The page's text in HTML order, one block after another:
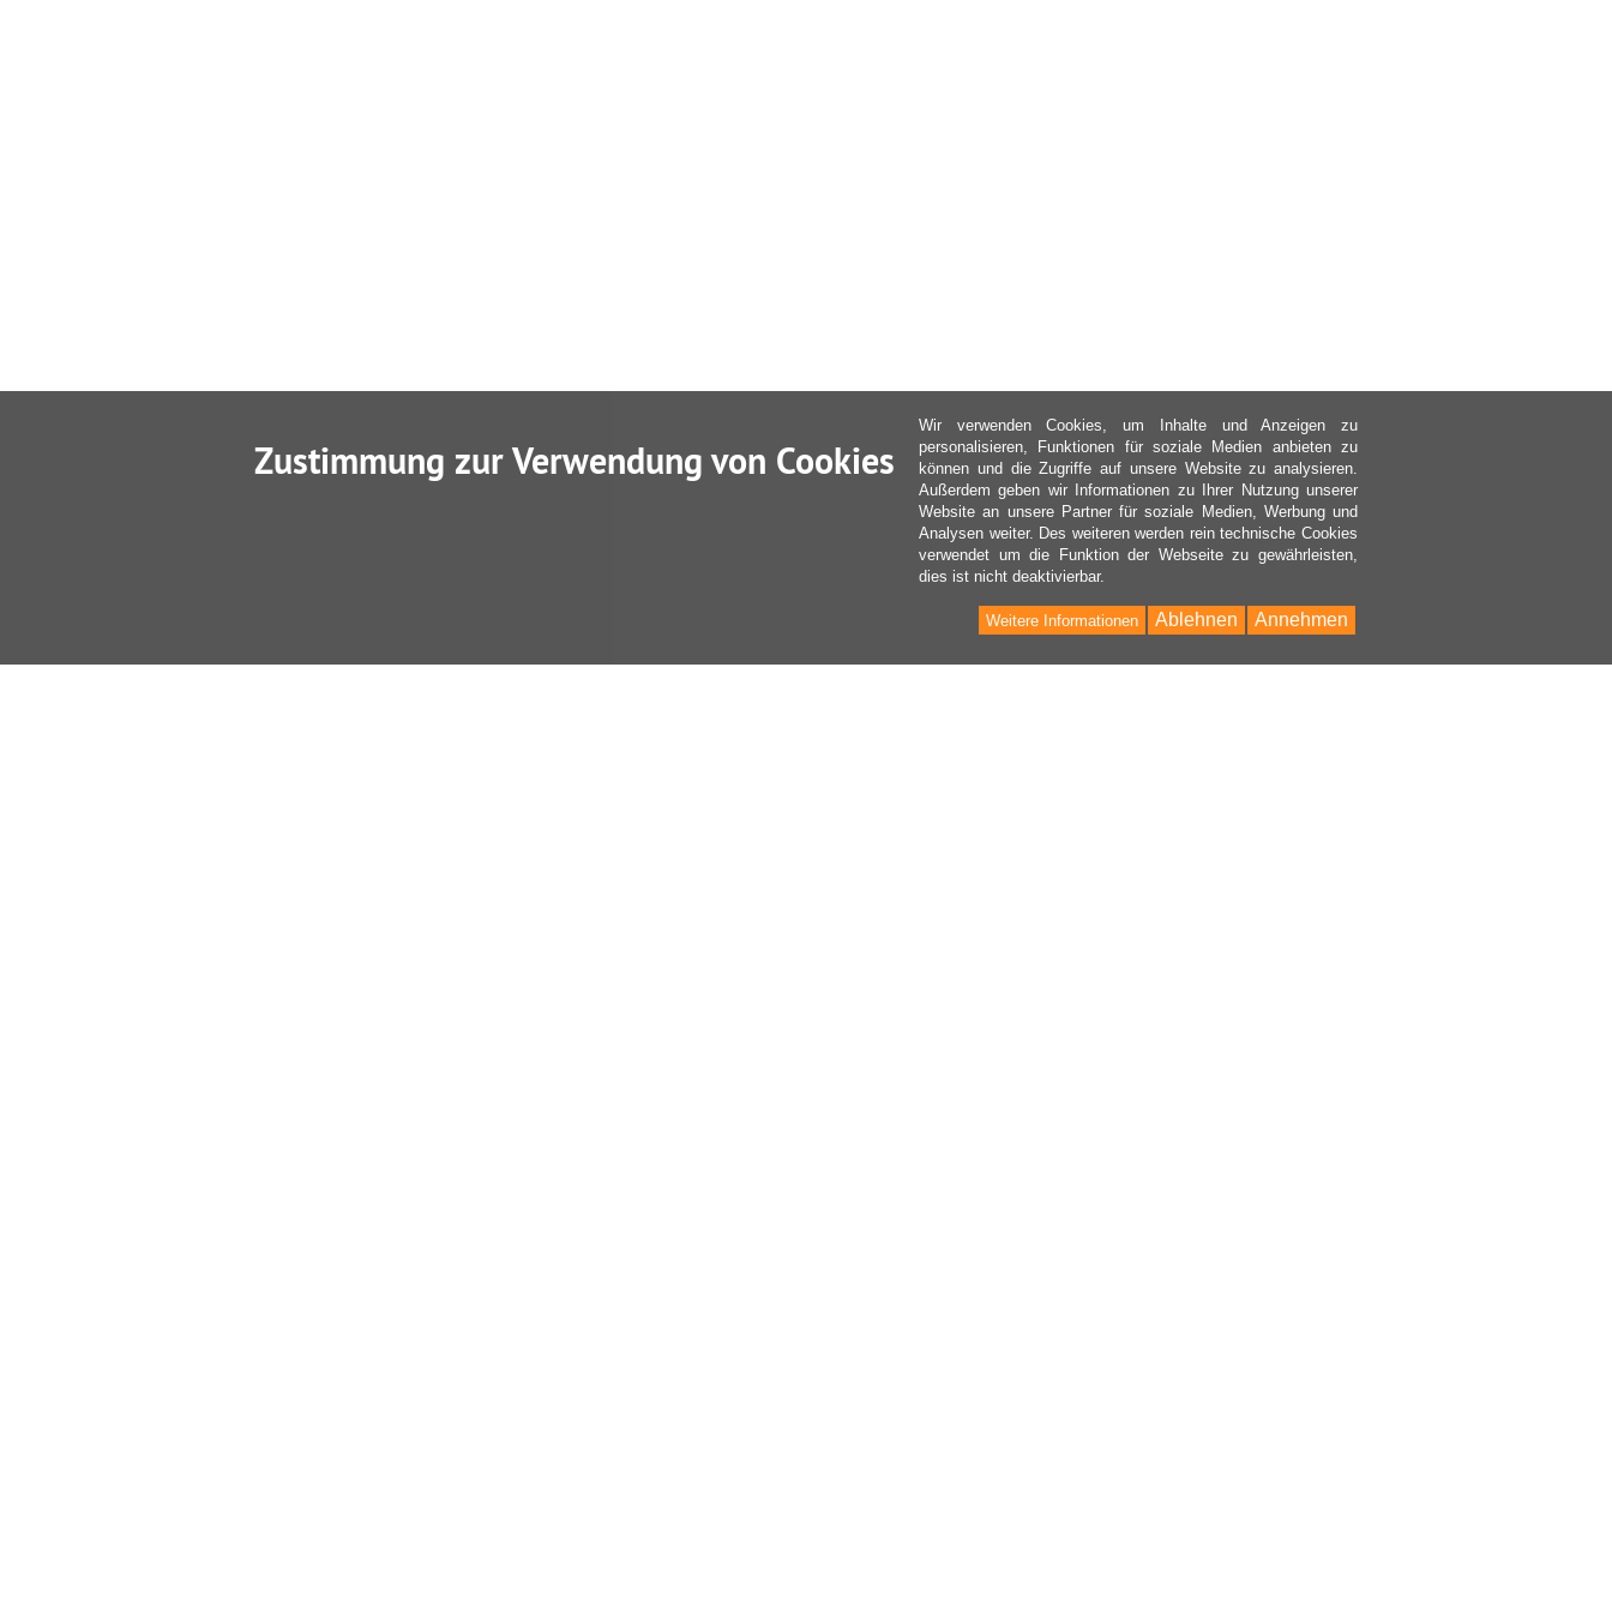
Zustimmung zur Verwendung von Cookies
Wir verwenden Cookies, um Inhalte und Anzeigen zu
personalisieren, Funktionen für soziale Medien anbieten zu
können und die Zugriffe auf unsere Website zu analysieren.
Außerdem geben wir Informationen zu Ihrer Nutzung unserer
Website an unsere Partner für soziale Medien, Werbung und
Analysen weiter. Des weiteren werden rein technische Cookies
verwendet um die Funktion der Webseite zu gewährleisten,
dies ist nicht deaktivierbar.
Annehmen
Ablehnen
Weitere Informationen